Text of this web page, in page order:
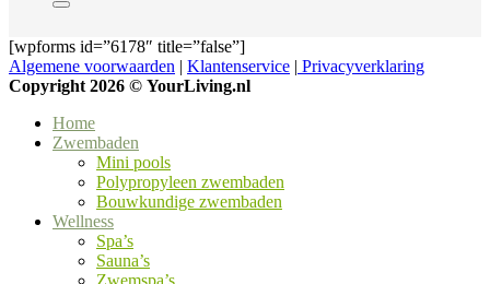
[wpforms id=”6178″ title=”false”]
Algemene voorwaarden | Klantenservice | Privacyverklaring
Copyright 2026 © YourLiving.nl
Home
Zwembaden
Mini pools
Polypropyleen zwembaden
Bouwkundige zwembaden
Wellness
Spa’s
Sauna’s
Zwemspa’s